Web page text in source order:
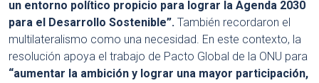
un entorno político propicio para lograr la Agenda 2030
para el Desarrollo Sostenible”. También recordaron el
multilateralismo como una necesidad. En este contexto, la
resolución apoya el trabajo de Pacto Global de la ONU para
“aumentar la ambición y lograr una mayor participación,